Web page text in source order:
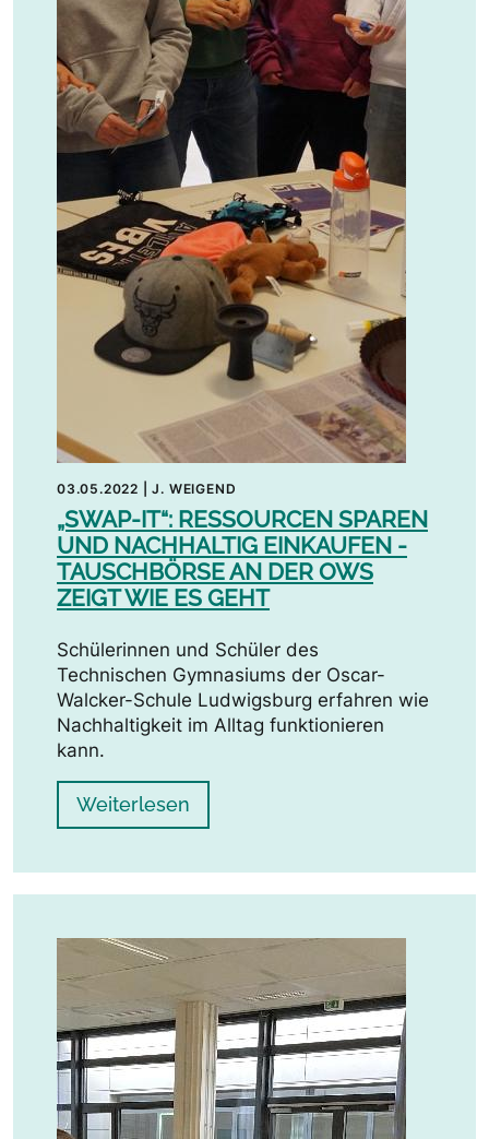
03.05.2022 |J. WEIGEND
„SWAP-IT“: RESSOURCEN SPAREN
UND NACHHALTIG EINKAUFEN -
TAUSCHBÖRSE AN DER OWS
ZEIGT WIE ES GEHT
Schülerinnen und Schüler des
Technischen Gymnasiums der Oscar-
Walcker-Schule Ludwigsburg erfahren wie
Nachhaltigkeit im Alltag funktionieren
kann.
Weiterlesen